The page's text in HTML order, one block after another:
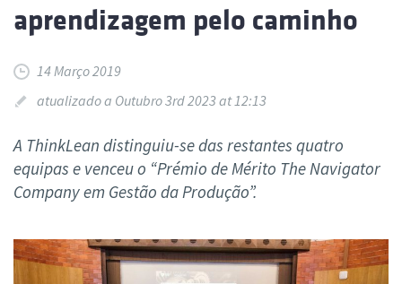
aprendizagem pelo caminho
14 Março 2019
atualizado a Outubro 3rd 2023 at 12:13
A ThinkLean distinguiu-se das restantes quatro
equipas e venceu o “Prémio de Mérito The Navigator
Company em Gestão da Produção”.